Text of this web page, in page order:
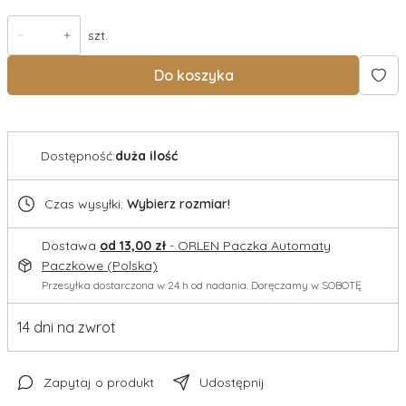
szt.
Do koszyka
Dostępność:duża ilość
Czas wysyłki: Wybierz rozmiar!
Dostawa od 13,00 zł - ORLEN Paczka Automaty
Paczkowe (Polska)
Przesyłka dostarczona w 24 h od nadania. Doręczamy w SOBOTĘ
14 dni na zwrot
Zapytaj o produkt Udostępnij